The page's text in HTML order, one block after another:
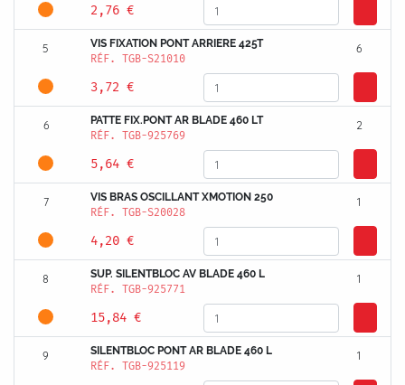
2,76 €
5
VIS FIXATION PONT ARRIERE 425T
RÉF.
TGB-S21010
6
3,72 €
6
PATTE FIX.PONT AR BLADE 460 LT
RÉF.
TGB-925769
2
5,64 €
7
VIS BRAS OSCILLANT XMOTION 250
RÉF.
TGB-S20028
1
4,20 €
8
SUP. SILENTBLOC AV BLADE 460 L
RÉF.
TGB-925771
1
15,84 €
9
SILENTBLOC PONT AR BLADE 460 L
RÉF.
TGB-925119
1